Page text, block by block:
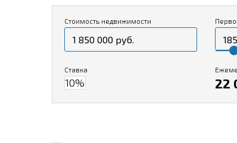
Стоимость недвижимости
Ставка
22